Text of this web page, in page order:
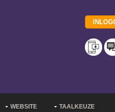
WEBSITE TAALKEUZE